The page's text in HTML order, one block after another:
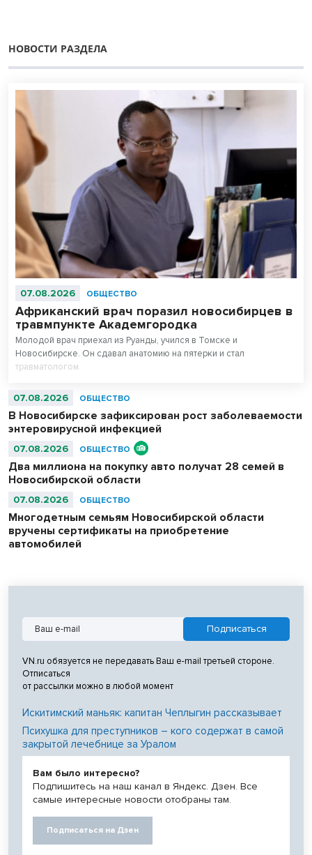
НОВОСТИ РАЗДЕЛА
07.08.2026 ОБЩЕСТВО
Африканский врач поразил новосибирцев в
травмпункте Академгородка
Молодой врач приехал из Руанды, учился в Томске и
Новосибирске. Он сдавал анатомию на пятерки и стал
травматологом.
07.08.2026 ОБЩЕСТВО
В Новосибирске зафиксирован рост заболеваемости
энтеровирусной инфекцией
07.08.2026 ОБЩЕСТВО
Два миллиона на покупку авто получат 28 семей в
Новосибирской области
07.08.2026 ОБЩЕСТВО
Многодетным семьям Новосибирской области
вручены сертификаты на приобретение
автомобилей
VN.ru обязуется не передавать Ваш e-mail третьей стороне.
Отписаться
от рассылки можно в любой момент
Искитимский маньяк: капитан Чеплыгин рассказывает
Психушка для преступников – кого содержат в самой
закрытой лечебнице за Уралом
Вам было интересно?
Подпишитесь на наш канал в Яндекс. Дзен. Все
самые интересные новости отобраны там.
Подписаться на Дзен